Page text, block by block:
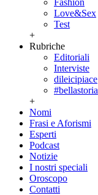
Love&Sex
Test
+
Rubriche
Editoriali
Interviste
dileicipiace
#bellastoria
+
Nomi
Frasi e Aforismi
Esperti
Podcast
Notizie
I nostri speciali
Oroscopo
Contatti